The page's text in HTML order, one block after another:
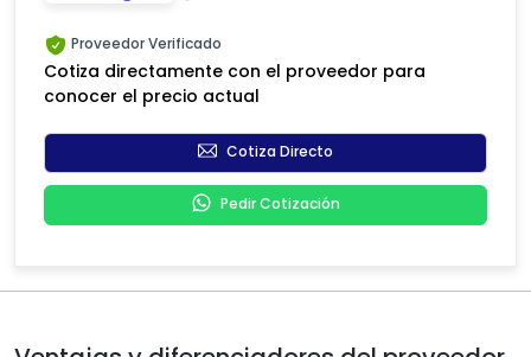
Proveedor Verificado
Cotiza directamente con el proveedor para
conocer el precio actual
Cotiza Directo
Pedir Cotización